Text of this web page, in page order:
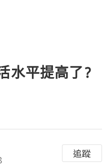
水平提高了?
追蹤